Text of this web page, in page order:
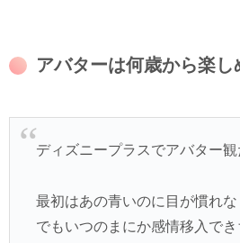
アバターは何歳から楽し
ディズニープラスでアバター観
最初はあの青いのに目が慣れな
でもいつのまにか感情移入で